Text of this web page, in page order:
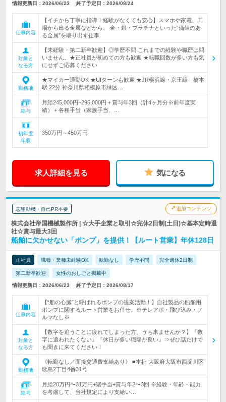
情報更新日：2026/06/23 終了予定日：2026/08/24
仕事内容
【イチから丁寧に指導！経験がなくても安心】スマホや家電、工
場から出る金属などから、 金・銀・プラチナといった“価値のあ
る金属”を取り出す仕事
対象と
なる方
【未経験・第二新卒歓迎】◎学歴不問 これまでの経験や職歴は問
いません。★正社員が初めての方も歓迎 ★転職回数が多い方も気
にせずご応募ください
勤務地
★マイカー通勤OK ★UIターンも歓迎 ★JR横浜線・京王線 橋本
駅 22分 神奈川県相模原市緑区…
給与
月給245,000円~295,000円＋賞与年3回（計4ヶ月分※前年度実
績）＋各種手当（家族手当、…
初年度
年収
350万円～450万円
求人詳細を見る 気になる
志望動機・自己PR不要 追加コンテンツ
株式会社帝国機械製作所 | ☆大手企業と取引☆完休2日制(土日)☆基本定時退
社☆賞与最大3回
船舶に欠かせない「ポンプ」を提供！【ルート営業】年休128日
正社員 職種・業種未経験OK 転勤なし 学歴不問 完全週休2日制
第二新卒歓迎 女性のおしごと掲載中
情報更新日：2026/06/23 終了予定日：2026/08/17
仕事内容
【“船の心臓”と呼ばれるポンプの提案活動！】自社製品の船舶用
ポンプに関するルート営業をお任せ。※テレアポ・飛び込み・ノ
ルマなし※
対象と
なる方
【数字を追うことに疲れてしまった方、うち来ませんか？】『数
字に追われたくない』『休日が多い職場が良い』⇒ぜひ話だけで
も聞きに来てください！
勤務地
《転勤なし／面接交通費支給あり》 ■本社 大阪府大阪市西淀川区
歌島2丁目4番31号
給与
月給20万円〜31万円+諸手当+賞与年2〜3回 ※経験・年齢・能力
を考慮して、当社規定により支給い…